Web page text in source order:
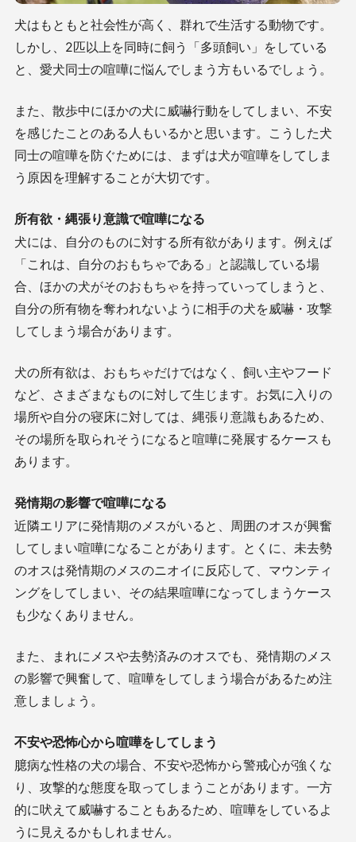
犬はもともと社会性が高く、群れで生活する動物です。
しかし、 2匹以上を同時に飼う「多頭飼い」をしている
と、愛犬同士の喧嘩に悩んでしまう方もいるでしょう。
また、散歩中にほかの犬に威嚇行動をしてしまい、不安
を感じたことのある人もいるかと思います。こうした犬
同士の喧嘩を防ぐためには、まずは犬が喧嘩をしてしま
う原因を理解することが大切です。
所有欲・縄張り意識で喧嘩になる
犬には、自分のものに対する所有欲があります。例えば
「これは、自分のおもちゃである」と認識している場
合、ほかの犬がそのおもちゃを持っていってしまうと、
自分の所有物を奪われないように相手の犬を威嚇・攻撃
してしまう場合があります。
犬の所有欲は、おもちゃだけではなく、飼い主やフード
など、さまざまなものに対して生じます。お気に入りの
場所や自分の寝床に対しては、縄張り意識もあるため、
その場所を取られそうになると喧嘩に発展するケースも
あります。
発情期の影響で喧嘩になる
近隣エリアに発情期のメスがいると、周囲のオスが興奮
してしまい喧嘩になることがあります。とくに、未去勢
のオスは発情期のメスのニオイに反応して、マウンティ
ングをしてしまい、その結果喧嘩になってしまうケース
も少なくありません。
また、まれにメスや去勢済みのオスでも、発情期のメス
の影響で興奮して、喧嘩をしてしまう場合があるため注
意しましょう。
不安や恐怖心から喧嘩をしてしまう
臆病な性格の犬の場合、不安や恐怖から警戒心が強くな
り、攻撃的な態度を取ってしまうことがあります。一方
的に吠えて威嚇することもあるため、喧嘩をしているよ
うに見えるかもしれません。